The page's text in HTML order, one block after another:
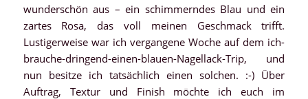
wunderschön aus – ein schimmerndes Blau und ein
zartes Rosa, das voll meinen Geschmack trifft.
Lustigerweise war ich vergangene Woche auf dem ich-
brauche-dringend-einen-blauen-Nagellack-Trip, und
nun besitze ich tatsächlich einen solchen. :-) Über
Auftrag, Textur und Finish möchte ich euch im